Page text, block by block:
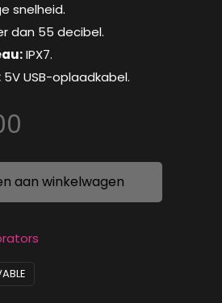
snelheid.
dan 55 decibel.
IPX7.
5V USB-oplaadkabel.
aan winkelwagen